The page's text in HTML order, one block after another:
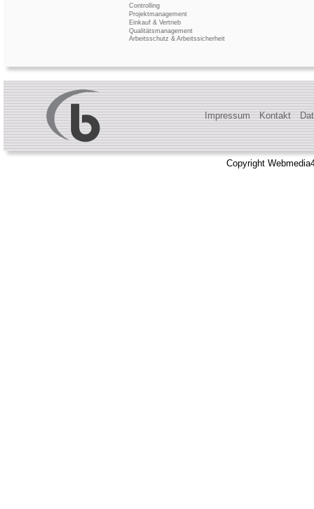
Controlling
Projektmanagement
Einkauf & Vertrieb
Qualitätsmanagement
Arbeitsschutz & Arbeitssicherheit
Impressum Kontakt
Copyright